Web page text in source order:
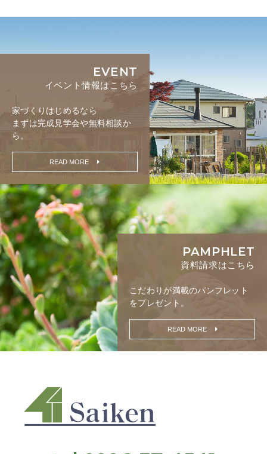
EVENT
イベント情報はこちら
家づくりはじめるなら
まずは完成見学会や無料相談か
ら。
READ MORE
PAMPHLET
資料請求はこちら
こだわりが満載のパンフレット
をプレゼント。
READ MORE